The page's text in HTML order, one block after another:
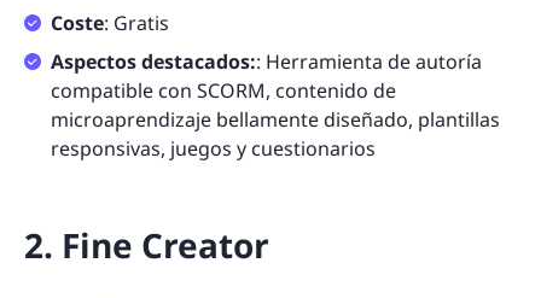
Coste: Gratis
Aspectos destacados:: Herramienta de autoría
compatible con SCORM, contenido de
microaprendizaje bellamente diseñado, plantillas
responsivas, juegos y cuestionarios
2. Fine Creator